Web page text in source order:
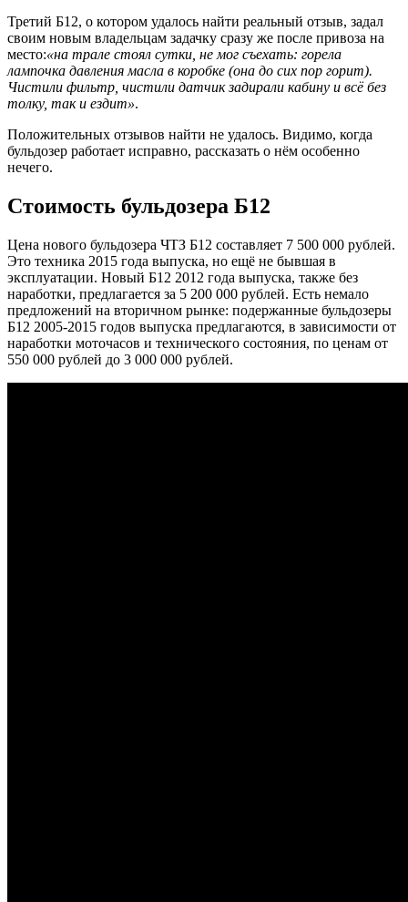
Третий Б12, о котором удалось найти реальный отзыв, задал
своим новым владельцам задачку сразу же после привоза на
место:«на трале стоял сутки, не мог съехать: горела
лампочка давления масла в коробке (она до сих пор горит).
Чистили фильтр, чистили датчик задирали кабину и всё без
толку, так и ездит».
Положительных отзывов найти не удалось. Видимо, когда
бульдозер работает исправно, рассказать о нём особенно
нечего.
Стоимость бульдозера Б12
Цена нового бульдозера ЧТЗ Б12 составляет 7 500 000 рублей.
Это техника 2015 года выпуска, но ещё не бывшая в
эксплуатации. Новый Б12 2012 года выпуска, также без
наработки, предлагается за 5 200 000 рублей. Есть немало
предложений на вторичном рынке: подержанные бульдозеры
Б12 2005-2015 годов выпуска предлагаются, в зависимости от
наработки моточасов и технического состояния, по ценам от
550 000 рублей до 3 000 000 рублей.